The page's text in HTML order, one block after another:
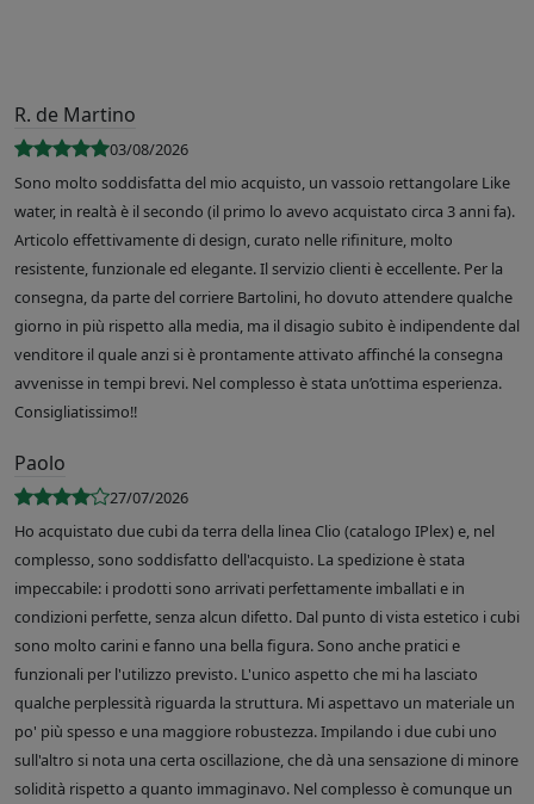
R. de Martino
03/08/2026
Sono molto soddisfatta del mio acquisto, un vassoio rettangolare Like
water, in realtà è il secondo (il primo lo avevo acquistato circa 3 anni fa).
Articolo effettivamente di design, curato nelle rifiniture, molto
resistente, funzionale ed elegante. Il servizio clienti è eccellente. Per la
consegna, da parte del corriere Bartolini, ho dovuto attendere qualche
giorno in più rispetto alla media, ma il disagio subito è indipendente dal
venditore il quale anzi si è prontamente attivato affinché la consegna
avvenisse in tempi brevi. Nel complesso è stata un’ottima esperienza.
Consigliatissimo!!
Paolo
27/07/2026
Ho acquistato due cubi da terra della linea Clio (catalogo IPlex) e, nel
complesso, sono soddisfatto dell'acquisto. La spedizione è stata
impeccabile: i prodotti sono arrivati perfettamente imballati e in
condizioni perfette, senza alcun difetto. Dal punto di vista estetico i cubi
sono molto carini e fanno una bella figura. Sono anche pratici e
funzionali per l'utilizzo previsto. L'unico aspetto che mi ha lasciato
qualche perplessità riguarda la struttura. Mi aspettavo un materiale un
po' più spesso e una maggiore robustezza. Impilando i due cubi uno
sull'altro si nota una certa oscillazione, che dà una sensazione di minore
solidità rispetto a quanto immaginavo. Nel complesso è comunque un